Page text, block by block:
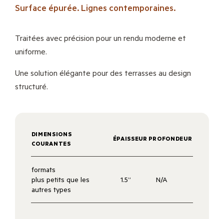
Surface épurée. Lignes contemporaines.
Traitées avec précision pour un rendu moderne et
uniforme.
Une solution élégante pour des terrasses au design
structuré.
DIMENSIONS
COURANTES
ÉPAISSEUR PROFONDEUR
formats
plus petits que les
autres types
1.5” N/A